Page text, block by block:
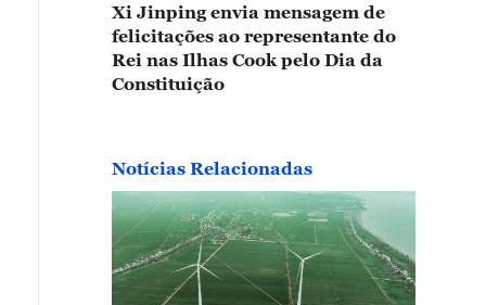
Xi Jinping envia mensagem de
felicitações ao representante do
Rei nas Ilhas Cook pelo Dia da
Constituição
Notícias Relacionadas